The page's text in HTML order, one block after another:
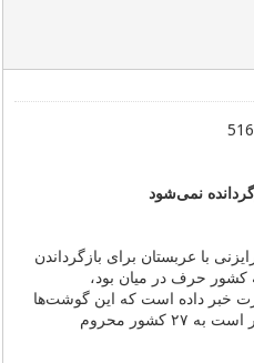
نمی‌شود
با عربستان برای بازگرداندن
کشور حرف در میان بود،
خبر داده است که این گوشت‌ها
کشور محروم